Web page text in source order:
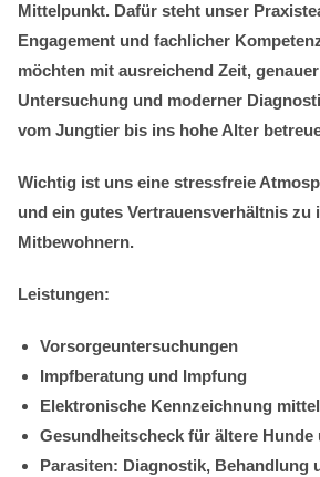
Mittelpunkt. Dafür steht unser
Engagement und fachlicher
möchten mit ausreichend Zeit,
Untersuchung und moderner
vom Jungtier bis ins hohe Alter
Wichtig ist uns eine stressfreie
und ein gutes Vertrauensverhältnis zu
Mitbewohnern.
Leistungen:
Vorsorgeuntersuchungen
Impfberatung und Impfung
Elektronische Kennzeichnung
Gesundheitscheck für ältere Hunde
Parasiten: Diagnostik, Behandlung